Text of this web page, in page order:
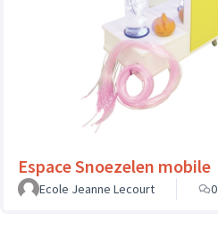
Espace Snoezelen mobile
Ecole Jeanne Lecourt
0